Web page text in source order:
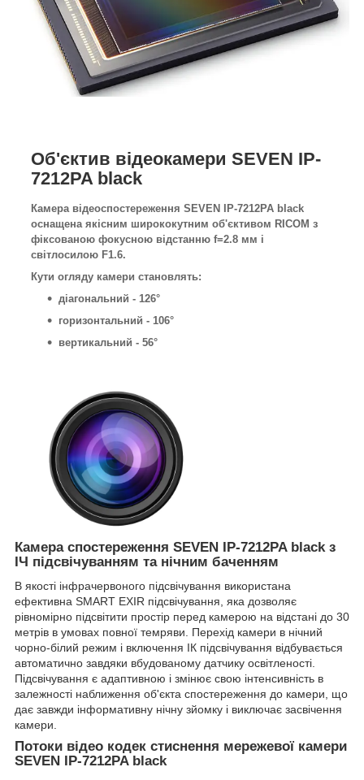
Об'єктив відеокамери SEVEN IP-
7212PA black
Камера відеоспостереження SEVEN IP-7212PA black
оснащена якісним ширококутним об'єктивом RICOM з
фіксованою фокусною відстанню f=2.8 мм і
світлосилою F1.6.
Кути огляду камери становлять:
діагональний - 126°
горизонтальний - 106°
вертикальний - 56°
Камера спостереження SEVEN IP-7212PA black з
ІЧ підсвічуванням та нічним баченням
В якості інфрачервоного підсвічування використана
ефективна SMART EXIR підсвічування, яка дозволяє
рівномірно підсвітити простір перед камерою на відстані до 30
метрів в умовах повної темряви. Перехід камери в нічний
чорно-білий режим і включення ІК підсвічування відбувається
автоматично завдяки вбудованому датчику освітленості.
Підсвічування є адаптивною і змінює свою інтенсивність в
залежності наближення об'єкта спостереження до камери, що
дає завжди інформативну нічну зйомку і виключає засвічення
камери.
Потоки відео кодек стиснення мережевої камери
SEVEN IP-7212PA black